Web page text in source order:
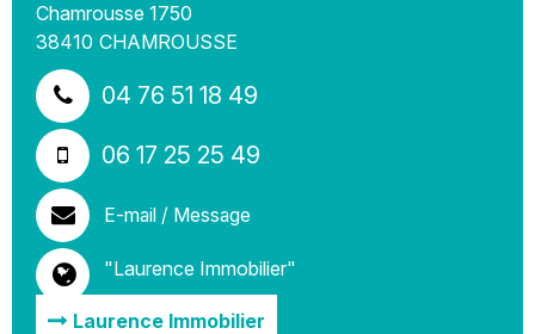
Chamrousse 1750
38410 CHAMROUSSE
04 76 51 18 49
06 17 25 25 49
E-mail / Message
"Laurence Immobilier"
Laurence Immobilier